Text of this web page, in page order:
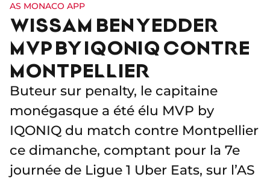
AS MONACO APP
WISSAM BEN YEDDER
MVP BY IQONIQ CONTRE
MONTPELLIER
Buteur sur penalty, le capitaine
monégasque a été élu MVP by
IQONIQ du match contre Montpellier
ce dimanche, comptant pour la 7e
journée de Ligue 1 Uber Eats, sur l’AS